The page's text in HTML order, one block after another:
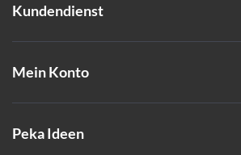
Kundendienst
Mein Konto
Peka Ideen